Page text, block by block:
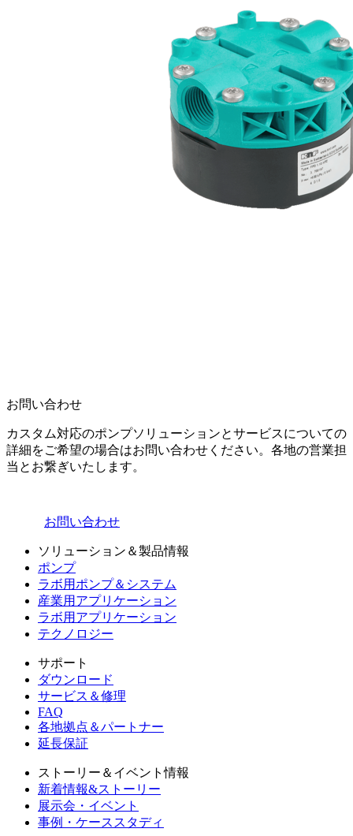
お問い合わせ
カスタム対応のポンプソリューションとサービスについての
詳細をご希望の場合はお問い合わせください。各地の営業担
当とお繋ぎいたします。
お問い合わせ
ソリューション＆製品情報
ポンプ
ラボ用ポンプ＆システム
産業用アプリケーション
ラボ用アプリケーション
テクノロジー
サポート
ダウンロード
サービス＆修理
FAQ
各地拠点＆パートナー
延長保証
ストーリー＆イベント情報
新着情報&ストーリー
展示会・イベント
事例・ケーススタディ